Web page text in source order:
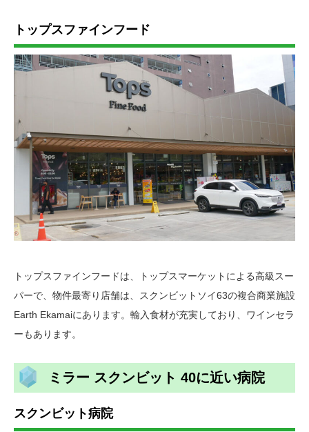
トップスファインフード
トップスファインフードは、トップスマーケットによる高級スー
パーで、物件最寄り店舗は、スクンビットソイ63の複合商業施設
Earth Ekamaiにあります。輸入食材が充実しており、ワインセラ
ーもあります。
ミラー スクンビット 40に近い病院
スクンビット病院